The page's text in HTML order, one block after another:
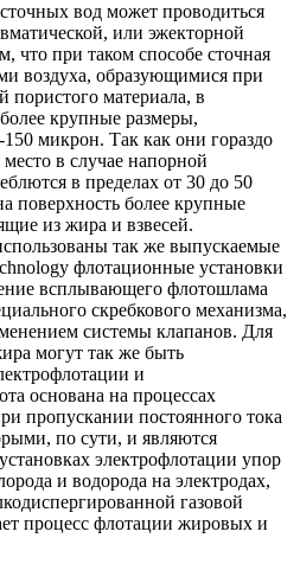
вод может проводиться
или эжекторной
что при таком способе сточная
воздуха, образующимися при
пористого материала, в
крупные размеры,
микрон. Так как они гораздо
в случае напорной
в пределах от 30 до 50
поверхность более крупные
из жира и взвесей.
так же выпускаемые
флотационные установки
всплывающего флотошлама
скребкового механизма,
системы клапанов. Для
могут так же быть
и
основана на процессах
пропускании постоянного тока
по сути, и являются
электрофлотации упор
и водорода на электродах,
газовой
процесс флотации жировых и